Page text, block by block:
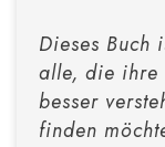
Dieses
alle, die ihre
besser
finden